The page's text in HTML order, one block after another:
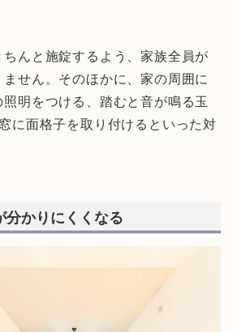
ちんと施錠するよう、家族全員が
せん。そのほかに、家の周囲に
照明をつける、踏むと音が鳴る玉
に面格子を取り付けるといった対
分かりにくくなる